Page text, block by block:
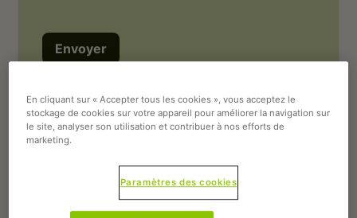
Retrouvez ci-dessous les
questions les plus fréquemment
posées par nos visiteurs.
En cliquant sur « Accepter tous les cookies », vous acceptez le
stockage de cookies sur votre appareil pour améliorer la navigation sur
le site, analyser son utilisation et contribuer à nos efforts de
marketing.
Paramètres des cookies